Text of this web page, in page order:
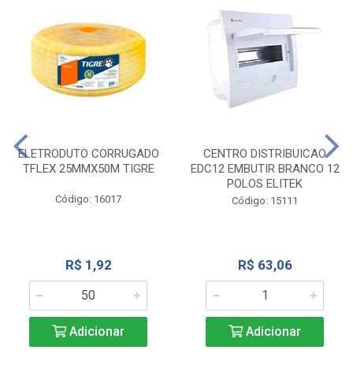
ELETRODUTO CORRUGADO
TFLEX 25MMX50M TIGRE
Código: 16017
R$ 1,92
Adicionar
CENTRO DISTRIBUICAO
EDC12 EMBUTIR BRANCO 12
POLOS ELITEK
Código: 15111
R$ 63,06
Adicionar